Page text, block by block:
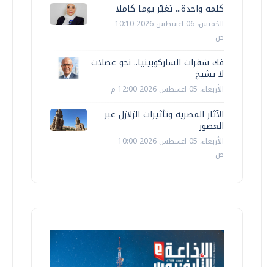
كلمة واحدة... تغيّر يوما كاملا
الخميس، 06 اغسطس 2026 10:10
ص
فك شفرات الساركوبينيا.. نحو عضلات
لا تشيخ
الأربعاء، 05 اغسطس 2026 12:00 م
الآثار المصرية وتأثيرات الزلازل عبر
العصور
الأربعاء، 05 اغسطس 2026 10:00
ص